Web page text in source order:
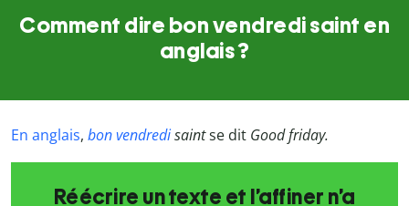
Comment dire bon vendredi saint en
anglais ?
En anglais, bon vendredisaintse dit Good friday.
Réécrire un texte et l’affiner n’a